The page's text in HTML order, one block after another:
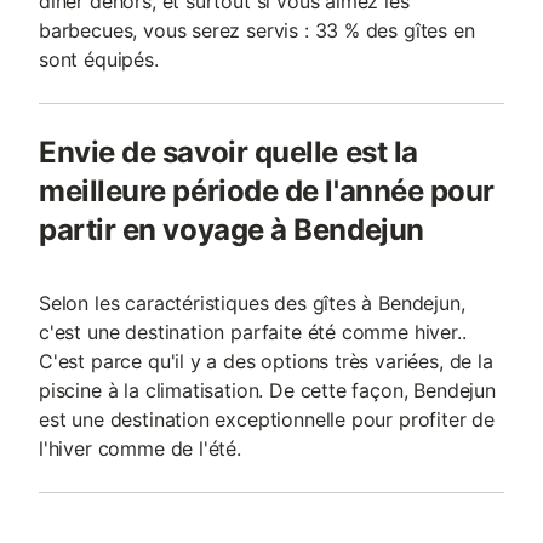
barbecues, vous serez servis : 33 % des gîtes en
sont équipés.
Envie de savoir quelle est la
meilleure période de l'année pour
partir en voyage à Bendejun
Selon les caractéristiques des gîtes à Bendejun,
c'est une destination parfaite été comme hiver..
C'est parce qu'il y a des options très variées, de la
piscine à la climatisation. De cette façon, Bendejun
est une destination exceptionnelle pour profiter de
l'hiver comme de l'été.